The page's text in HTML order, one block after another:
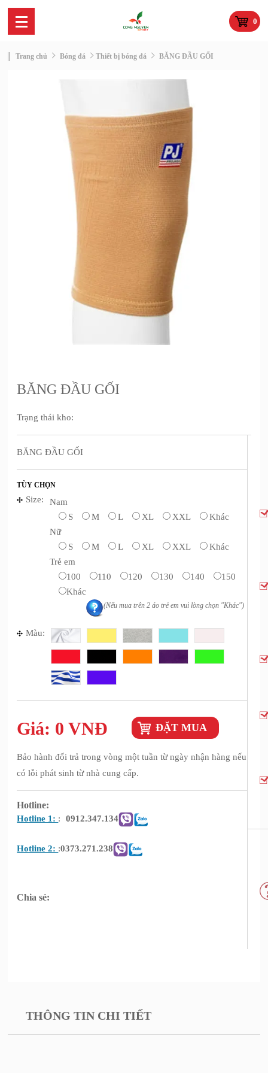
TRANG BÁO
THANH TOÁN
0
Trang chủ Bóng đá Thiết bị bóng đá BĂNG ĐẦU GỐI
BĂNG ĐẦU GỐI
Trạng thái kho:
BĂNG ĐẦU GỐI
TÙY CHỌN
Size:
Nam
S
M L XL XXL
Khác
Nữ
S
M L XL XXL
Khác
Trẻ em
100
110 120 130 140
150
Khác
(Nếu mua trên 2 áo trẻ em vui lòng chọn "Khác")
Màu:
Giá: 0 VNĐ ĐẶT MUA
Bảo hành đổi trả trong vòng một tuần từ ngày nhận hàng nếu
có lỗi phát sinh từ nhà cung cấp.
Hotline:
Hotline 1: : 0912.347.134
Hotline 2: :0373.271.238
Chia sẻ:
THÔNG TIN CHI TIẾT